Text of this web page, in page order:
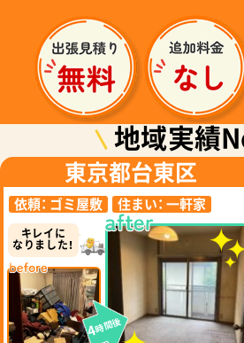
地域実績
東京都台東区
依頼： ゴミ屋敷 住まい： 一軒家
キレイに
なりました！
4時間後